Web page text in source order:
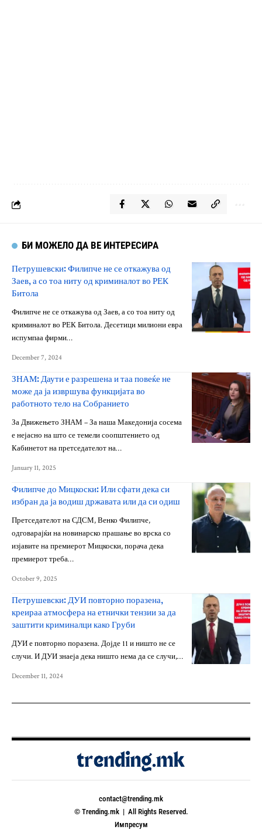
БИ МОЖЕЛО ДА ВЕ ИНТЕРЕСИРА
Петрушевски: Филипче не се откажува од
Заев, а со тоа ниту од криминалот во РЕК
Битола
Филипче не се откажува од Заев, а со тоа ниту од
криминалот во РЕК Битола. Десетици милиони евра
испумпаа фирми…
December 7, 2024
ЗНАМ: Даути е разрешена и таа повеќе не
може да ја извршува функцијата во
работното тело на Собранието
За Движењето ЗНАМ – За наша Македонија сосема
е нејасно на што се темели соопштението од
Кабинетот на претседателот на…
January 11, 2025
Филипче до Мицкоски: Или сфати дека си
избран да ја водиш државата или да си одиш
Претседателот на СДСМ, Венко Филипче,
одговарајќи на новинарско прашање во врска со
изјавите на премиерот Мицкоски, порача дека
премиерот треба…
October 9, 2025
Петрушевски: ДУИ повторно поразена,
креираа атмосфера на етнички тензии за да
заштити криминалци како Груби
ДУИ е повторно поразена. Дојде 11 и ништо не се
случи. И ДУИ знаеја дека ништо нема да се случи,…
December 11, 2024
contact@trending.mk
© Trending.mk | All Rights Reserved.
Импресум